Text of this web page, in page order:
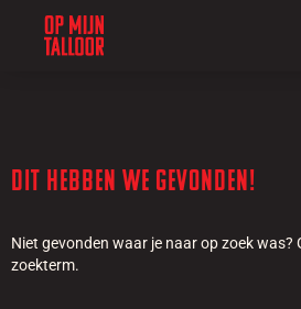
Dit hebben we gevonden!
Niet gevonden waar je naar op zoek was?
zoekterm.